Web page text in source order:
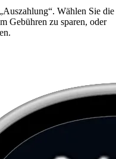
Wählen Sie die
Gebühren zu sparen, oder